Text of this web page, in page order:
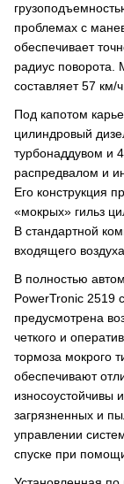
проблемах с
обеспечивает
радиус поворота.
составляет 57 км/ч.
Под капотом
цилиндровый
турбонаддувом и
распредвалом и
Его конструкция
«мокрых» гильз
В стандартной
входящего воздуха.
В полностью
PowerTronic 2519
предусмотрена
четкого и
тормоза мокрого
обеспечивают
износоустойчивы
загрязненных и
управлении
спуске при